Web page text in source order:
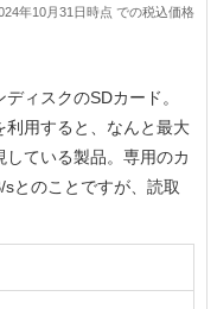
年10月31日時点 での税込価格
ィスクのSDカード。
用すると、なんと最大
ている製品。専用のカ
とのことですが、読取